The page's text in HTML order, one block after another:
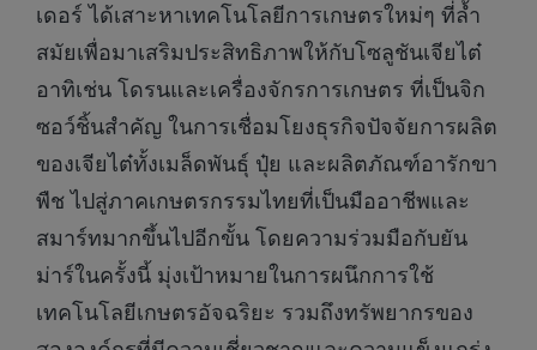
เดอร์ ได้เสาะหาเทคโนโลยีการเกษตรใหม่ๆ ที่ล้ำ
สมัยเพื่อมาเสริมประสิทธิภาพให้กับโซลูชันเจียไต๋
อาทิเช่น โดรนและเครื่องจักรการเกษตร ที่เป็นจิก
ซอว์ชิ้นสำคัญ ในการเชื่อมโยงธุรกิจปัจจัยการผลิต
ของเจียไต๋ทั้งเมล็ดพันธุ์ ปุ๋ย และผลิตภัณฑ์อารักขา
พืช ไปสู่ภาคเกษตรกรรมไทยที่เป็นมืออาชีพและ
สมาร์ทมากขึ้นไปอีกขั้น โดยความร่วมมือกับยัน
ม่าร์ในครั้งนี้ มุ่งเป้าหมายในการผนึกการใช้
เทคโนโลยีเกษตรอัจฉริยะ รวมถึงทรัพยากรของ